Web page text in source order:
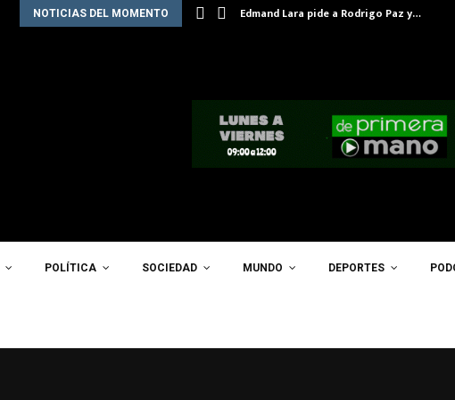
NOTICIAS DEL MOMENTO Edmand Lara pide a Rodrigo Paz y…
POLÍTICA SOCIEDAD MUNDO DEPORTES